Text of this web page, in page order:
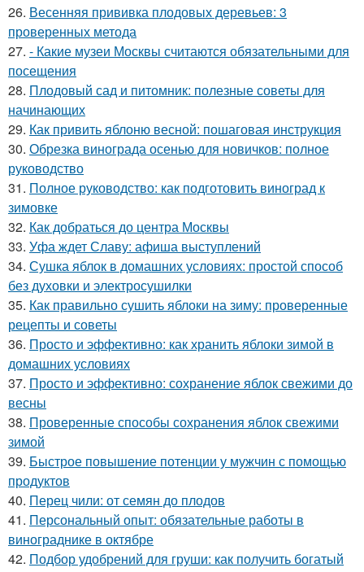
26. Весенняя прививка плодовых деревьев: 3
проверенных метода
27. - Какие музеи Москвы считаются обязательными для
посещения
28. Плодовый сад и питомник: полезные советы для
начинающих
29. Как привить яблоню весной: пошаговая инструкция
30. Обрезка винограда осенью для новичков: полное
руководство
31. Полное руководство: как подготовить виноград к
зимовке
32. Как добраться до центра Москвы
33. Уфа ждет Славу: афиша выступлений
34. Сушка яблок в домашних условиях: простой способ
без духовки и электросушилки
35. Как правильно сушить яблоки на зиму: проверенные
рецепты и советы
36. Просто и эффективно: как хранить яблоки зимой в
домашних условиях
37. Просто и эффективно: сохранение яблок свежими до
весны
38. Проверенные способы сохранения яблок свежими
зимой
39. Быстрое повышение потенции у мужчин с помощью
продуктов
40. Перец чили: от семян до плодов
41. Персональный опыт: обязательные работы в
винограднике в октябре
42. Подбор удобрений для груши: как получить богатый